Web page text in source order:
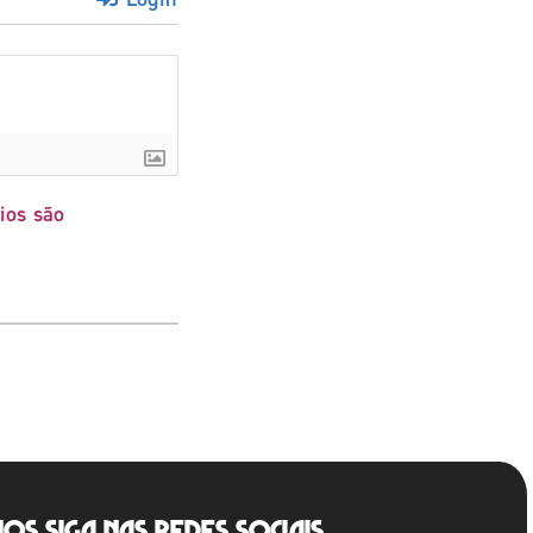
são